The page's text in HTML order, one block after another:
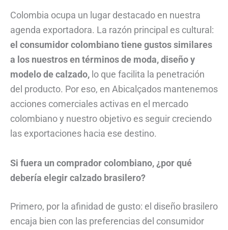
Colombia ocupa un lugar destacado en nuestra
agenda exportadora. La razón principal es cultural:
el consumidor colombiano tiene gustos similares
a los nuestros en términos de moda, diseño y
modelo de calzado, lo que facilita la penetración
del producto. Por eso, en Abicalçados mantenemos
acciones comerciales activas en el mercado
colombiano y nuestro objetivo es seguir creciendo
las exportaciones hacia ese destino.
Si fuera un comprador colombiano, ¿por qué
debería elegir calzado brasilero?
Primero, por la afinidad de gusto: el diseño brasilero
encaja bien con las preferencias del consumidor